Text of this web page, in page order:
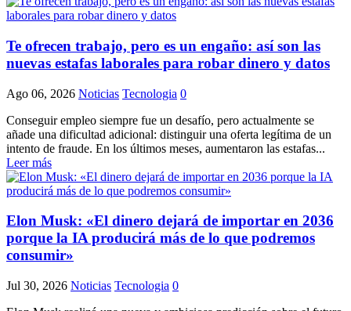
Te ofrecen trabajo, pero es un engaño: así son las
nuevas estafas laborales para robar dinero y datos
Ago 06, 2026 Noticias Tecnologia 0
Conseguir empleo siempre fue un desafío, pero actualmente se
añade una dificultad adicional: distinguir una oferta legítima de un
intento de fraude. En los últimos meses, aumentaron las estafas...
Leer más
Elon Musk: «El dinero dejará de importar en 2036
porque la IA producirá más de lo que podremos
consumir»
Jul 30, 2026 Noticias Tecnologia 0